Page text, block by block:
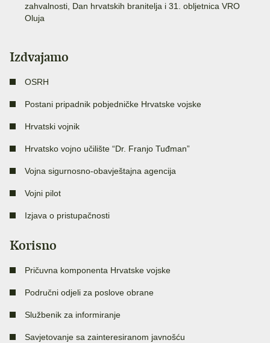
zahvalnosti, Dan hrvatskih branitelja i 31. obljetnica VRO
Oluja
Izdvajamo
OSRH
Postani pripadnik pobjedničke Hrvatske vojske
Hrvatski vojnik
Hrvatsko vojno učilište “Dr. Franjo Tuđman”
Vojna sigurnosno-obavještajna agencija
Vojni pilot
Izjava o pristupačnosti
Korisno
Pričuvna komponenta Hrvatske vojske
Područni odjeli za poslove obrane
Službenik za informiranje
Savjetovanje sa zainteresiranom javnošću